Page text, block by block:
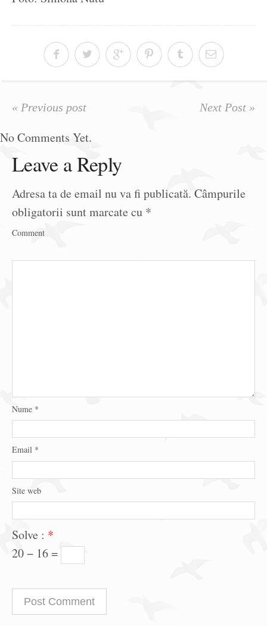
« Previous post Next Post »
No Comments Yet.
Leave a Reply
Adresa ta de email nu va fi publicată. Câmpurile
obligatorii sunt marcate cu *
Comment
Nume *
Email *
Site web
Solve : *
20 − 16 =